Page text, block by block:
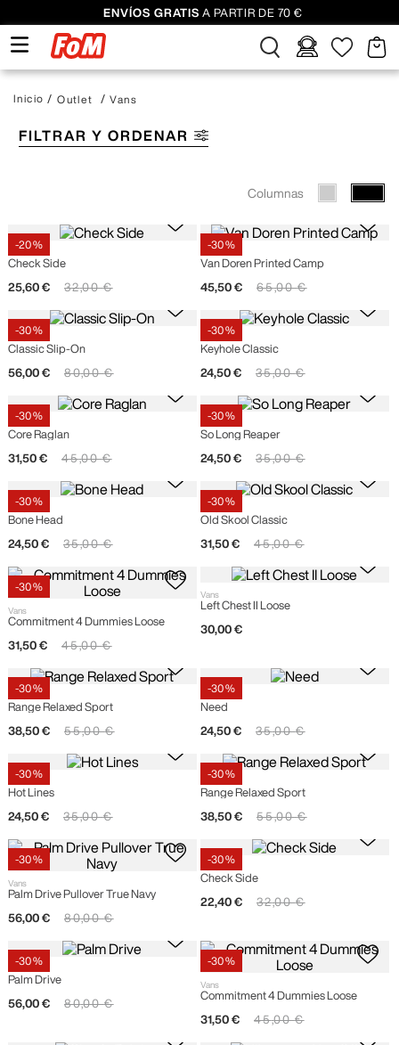
ENVÍOS GRATIS A PARTIR DE 70 €
Outlet Vans
FILTRAR Y ORDENAR
Columnas
-20 %
Check Side
25,60 € 32,00 €
-30 %
Vans
Van Doren Printed Camp
45,50 € 65,00 €
-30 %
Vans
Classic Slip-On
56,00 € 80,00 €
-30 %
Vans
Keyhole Classic
24,50 € 35,00 €
-30 %
Vans
Core Raglan
31,50 € 45,00 €
-30 %
Vans
So Long Reaper
24,50 € 35,00 €
-30 %
Vans
Bone Head
24,50 € 35,00 €
-30 %
Vans
Old Skool Classic
31,50 € 45,00 €
-30 %
Vans
Commitment 4 Dummies Loose
31,50 € 45,00 €
Vans
Left Chest II Loose
30,00 €
-30 %
Vans
Range Relaxed Sport
38,50 € 55,00 €
-30 %
Vans
Need
24,50 € 35,00 €
-30 %
Vans
Hot Lines
24,50 € 35,00 €
-30 %
Vans
Range Relaxed Sport
38,50 € 55,00 €
-30 %
Vans
Palm Drive Pullover True Navy
56,00 € 80,00 €
-30 %
Vans
Check Side
22,40 € 32,00 €
-30 %
Vans
Palm Drive
56,00 € 80,00 €
-30 %
Vans
Commitment 4 Dummies Loose
31,50 € 45,00 €